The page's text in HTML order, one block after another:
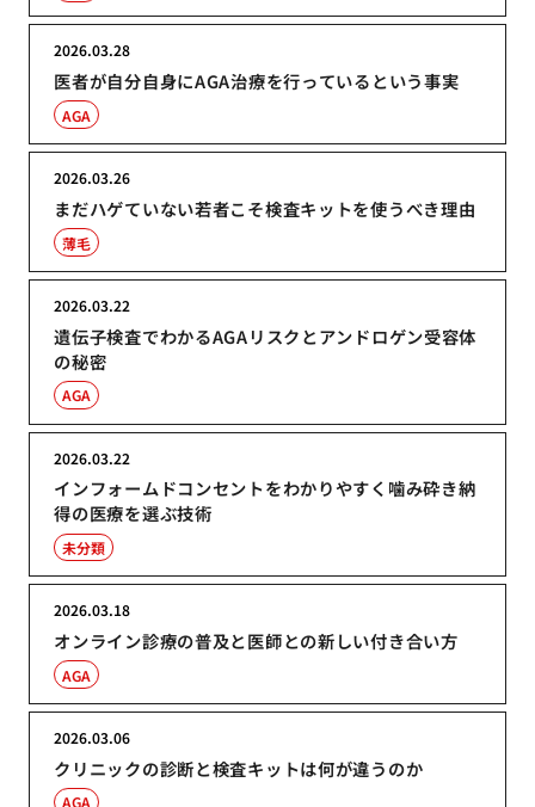
医者が自分自身にAGA治療を行っているという事実
2026.03.28
AGA
まだハゲていない若者こそ検査キットを使うべき理由
2026.03.26
薄毛
遺伝子検査でわかるAGAリスクとアンドロゲン受容体
の秘密
2026.03.22
AGA
インフォームドコンセントをわかりやすく噛み砕き納
得の医療を選ぶ技術
2026.03.22
未分類
オンライン診療の普及と医師との新しい付き合い方
2026.03.18
AGA
クリニックの診断と検査キットは何が違うのか
2026.03.06
AGA